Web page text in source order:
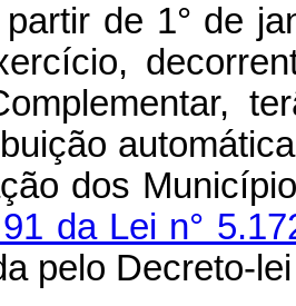
partir de 1° de
dos
da Lei n°
pelo Decreto-